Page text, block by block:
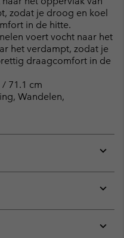
zodat je droog en koel
in de hitte.
voert vocht naar het
het verdampt, zodat je
draagcomfort in de
71.1 cm
Wandelen,
or
or